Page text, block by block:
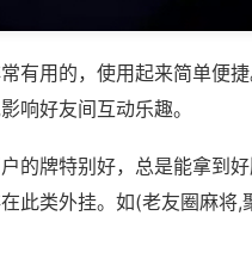
有用的，使用起来简单便
响好友间互动乐趣。
的牌特别好，总是能拿到
此类外挂。如(老友圈麻将,